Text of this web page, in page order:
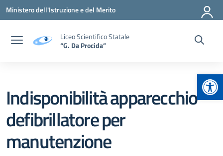
Vai ai contenuti
Vai al menu di navigazione
Vai al footer
Ministero dell'Istruzione e del Merito
Liceo Scientifico Statale
“G. Da Procida”
Indisponibilità apparecchio
defibrillatore per
manutenzione